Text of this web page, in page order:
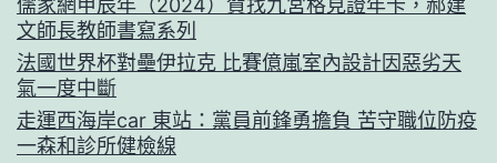
儒家網甲辰年（2024）賀找九宮格見證年卡，郝建
文師長教師書寫系列
法國世界杯對壘伊拉克 比賽億嵐室內設計因惡劣天
氣一度中斷
走運西海岸car 東站：黨員前鋒勇擔負 苦守職位防疫
一森和診所健檢線